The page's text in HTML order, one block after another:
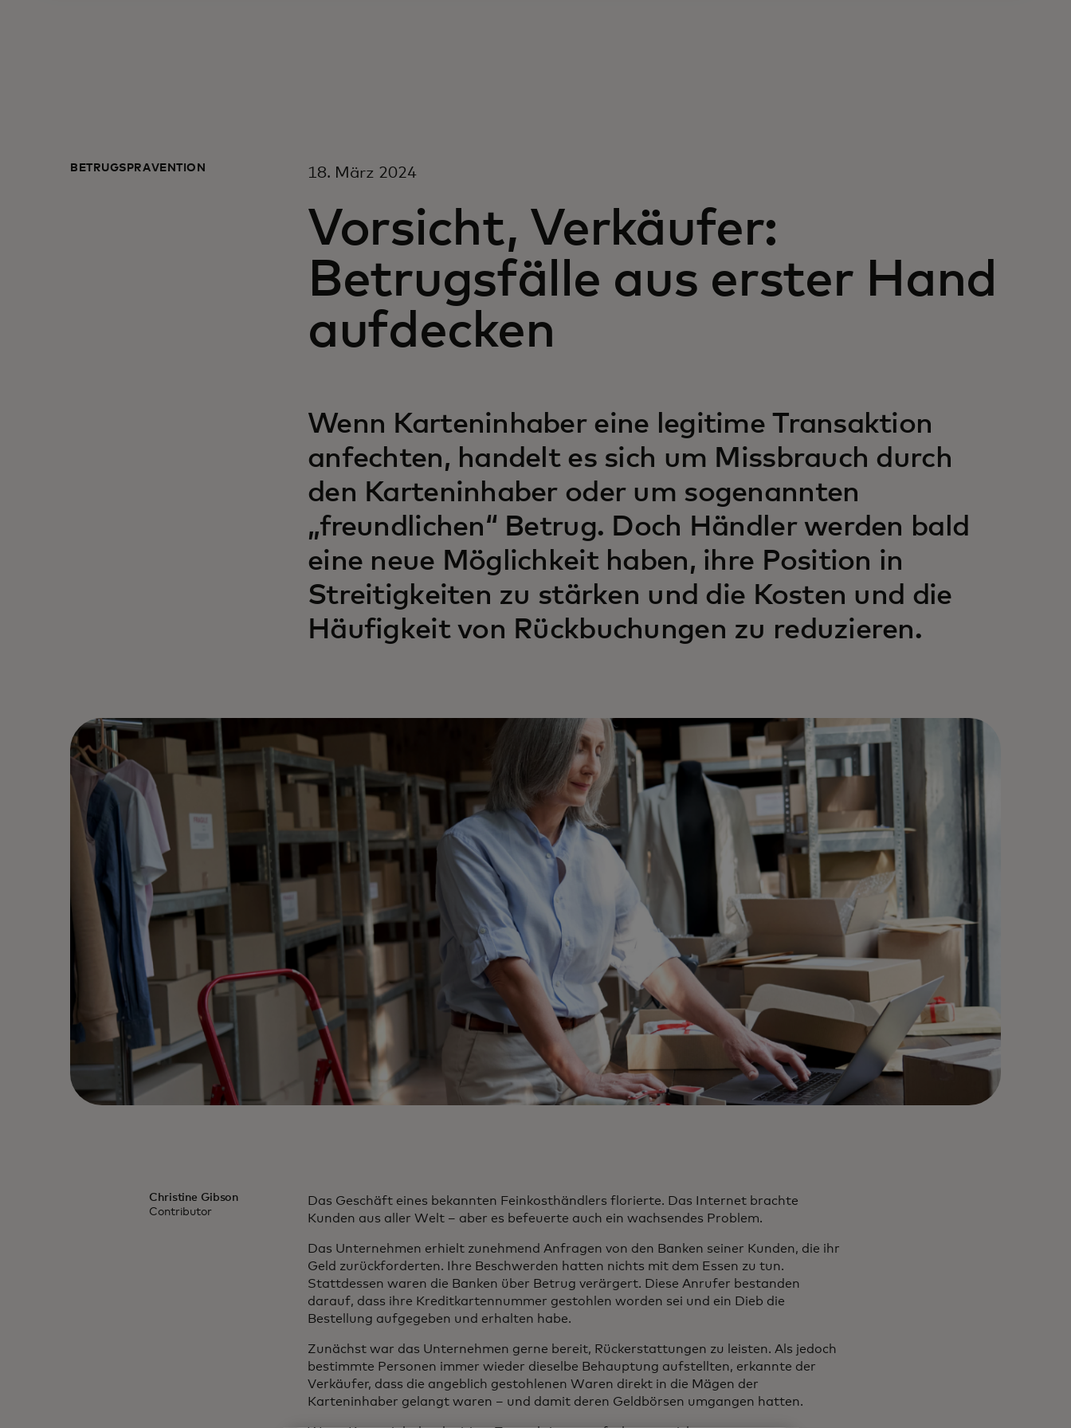
BETRUGSPRÄVENTION 18. März 2024
Vorsicht, Verkäufer:
Betrugsfälle aus erster Hand
aufdecken
Wenn Karteninhaber eine legitime Transaktion
anfechten, handelt es sich um Missbrauch durch
den Karteninhaber oder um sogenannten
„freundlichen“ Betrug. Doch Händler werden bald
eine neue Möglichkeit haben, ihre Position in
Streitigkeiten zu stärken und die Kosten und die
Häufigkeit von Rückbuchungen zu reduzieren.
Christine Gibson
Contributor
Das Geschäft eines bekannten Feinkosthändlers florierte. Das Internet brachte
Kunden aus aller Welt – aber es befeuerte auch ein wachsendes Problem.
Das Unternehmen erhielt zunehmend Anfragen von den Banken seiner Kunden, die ihr
Geld zurückforderten. Ihre Beschwerden hatten nichts mit dem Essen zu tun.
Stattdessen waren die Banken über Betrug verärgert. Diese Anrufer bestanden
darauf, dass ihre Kreditkartennummer gestohlen worden sei und ein Dieb die
Bestellung aufgegeben und erhalten habe.
Zunächst war das Unternehmen gerne bereit, Rückerstattungen zu leisten. Als jedoch
bestimmte Personen immer wieder dieselbe Behauptung aufstellten, erkannte der
Verkäufer, dass die angeblich gestohlenen Waren direkt in die Mägen der
Karteninhaber gelangt waren – und damit deren Geldbörsen umgangen hatten.